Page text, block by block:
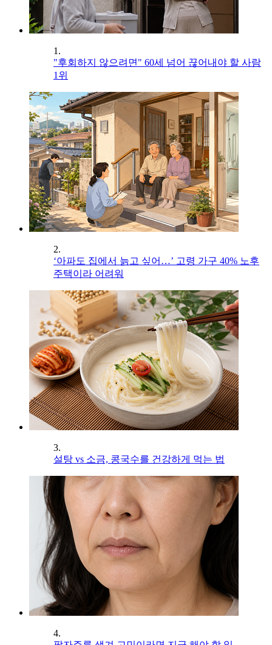
1.
"후회하지 않으려면" 60세 넘어 끊어내야 할 사람
1위
2.
‘아파도 집에서 늙고 싶어…’ 고령 가구 40% 노후
주택이라 어려워
3.
설탕 vs 소금, 콩국수를 건강하게 먹는 법
4.